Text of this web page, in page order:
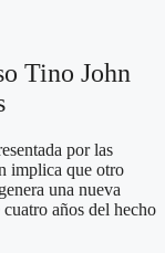
Tino John
por las
implica que otro
una nueva
años del hecho